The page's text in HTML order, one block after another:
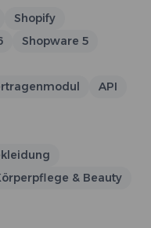
Shopify
Shopware 5
API
& Beauty